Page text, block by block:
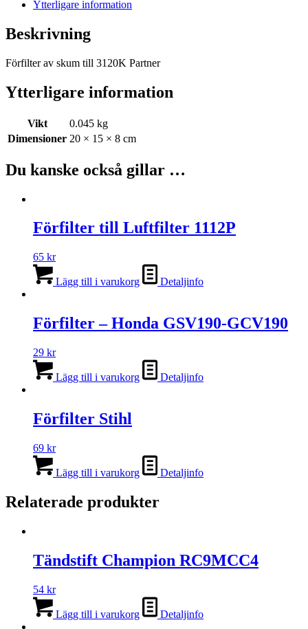
Ytterligare information
Beskrivning
Förfilter av skum till 3120K Partner
Ytterligare information
Vikt
0.045 kg
Dimensioner 20 × 15 × 8 cm
Du kanske också gillar …
Förfilter till Luftfilter 1112P
65 kr
Lägg till i varukorg Detaljinfo
Förfilter – Honda GSV190-GCV190
29 kr
Lägg till i varukorg Detaljinfo
Förfilter Stihl
69 kr
Lägg till i varukorg Detaljinfo
Relaterade produkter
Tändstift Champion RC9MCC4
54 kr
Lägg till i varukorg Detaljinfo